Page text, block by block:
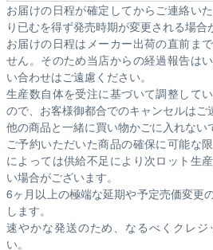
お届けの日程が確定してからご連絡い
り已むを得ず発売時期が変更される場合
お届けの日程はメーカー出荷の直前ま
せん。そのため当店からの経過報告は
い合わせはご遠慮ください。
生産数自体を受注に基づいて調整して
ので、お客様御都合でのキャンセルはご
他の商品と一緒に買い物かごに入れない
ご予約いただいた商品の確保に可能な
によっては供給不足により次ロット生
い場合がございます。
6ヶ月以上の極端な延期や予定売価変更
します。
速やかな発送のため、なるべくクレジ
い。